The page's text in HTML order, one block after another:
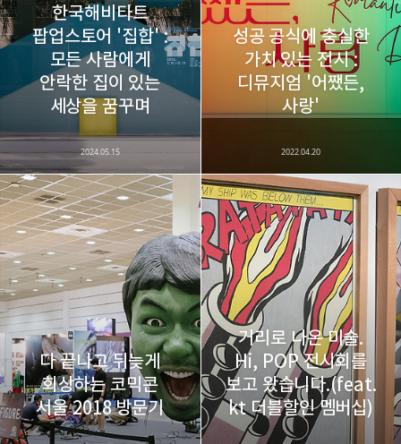
구독하기
카카오스토리 밴드 네이버 블로그
한국해비타트
팝업스토어 '집합' :
모든 사람에게
안락한 집이 있는
세상을 꿈꾸며
2024.05.15
성공 공식에 충실한
가치 있는 전시 :
디뮤지엄 '어쨌든,
사랑'
2022.04.20
다 끝나고 뒤늦게
회상하는 코믹콘
서울 2018 방문기
거리로 나온 미술.
Hi, POP 전시회를
보고 왔습니다.(feat.
kt 더블할인 멤버십)